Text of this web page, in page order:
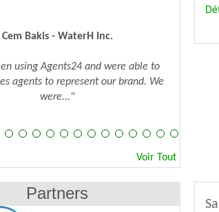
Cem Bakis - WaterH Inc.
using Agents24 and were able to
agents to represent our brand. We
were..."
Voir Tout
Partners